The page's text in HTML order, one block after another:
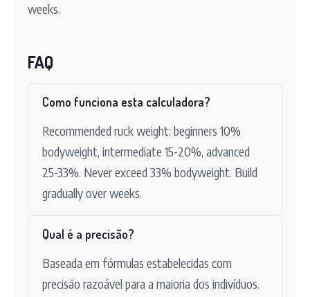
weeks.
FAQ
Como funciona esta calculadora?
Recommended ruck weight: beginners 10%
bodyweight, intermediate 15-20%, advanced
25-33%. Never exceed 33% bodyweight. Build
gradually over weeks.
Qual é a precisão?
Baseada em fórmulas estabelecidas com
precisão razoável para a maioria dos indivíduos.